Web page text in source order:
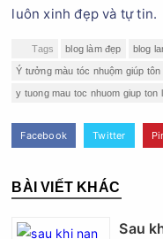
luôn xinh đẹp và tự tin.
Tags blog làm đẹp blog
Ý tưởng màu tóc nhuộm giúp tôn
y tuong mau toc nhuom giup ton
Facebook Twitter
BÀI VIẾT KHÁC
Sau